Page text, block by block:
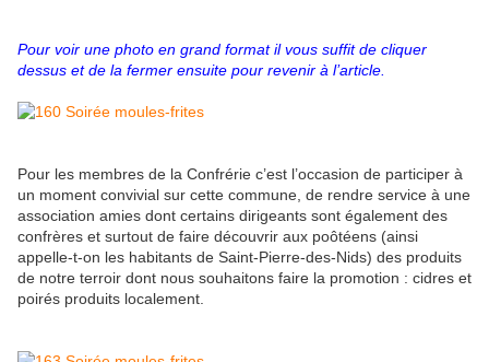
Pour voir une photo en grand format il vous suffit de cliquer
dessus et de la fermer ensuite pour revenir à l’article.
Pour les membres de la Confrérie c’est l’occasion de participer à
un moment convivial sur cette commune, de rendre service à une
association amies dont certains dirigeants sont également des
confrères et surtout de faire découvrir aux poôtéens (ainsi
appelle-t-on les habitants de Saint-Pierre-des-Nids) des produits
de notre terroir dont nous souhaitons faire la promotion : cidres et
poirés produits localement.